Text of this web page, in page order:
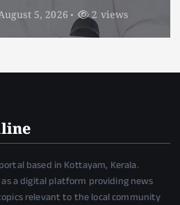
5, 2026 4 views
based in Kottayam, Kerala.
a digital platform providing news
relevant to the local community